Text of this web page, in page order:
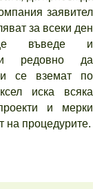
заявител
за всеки ден
ще въведе и
редовно да
се вземат по
иска всяка
и мерки
на процедурите.